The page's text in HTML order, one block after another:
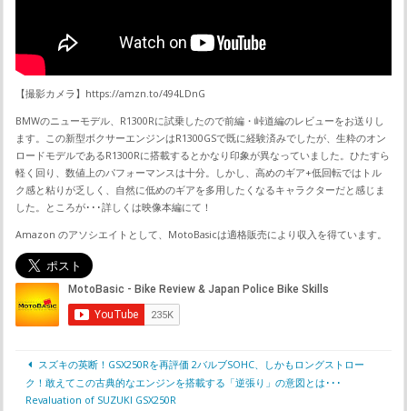
【撮影カメラ】https://amzn.to/494LDnG
BMWのニューモデル、R1300Rに試乗したので前編・峠道編のレビューをお送りし
ます。この新型ボクサーエンジンはR1300GSで既に経験済みでしたが、生粋のオン
ロードモデルであるR1300Rに搭載するとかなり印象が異なっていました。ひたすら
軽く回り、数値上のパフォーマンスは十分。しかし、高めのギア+低回転ではトル
ク感と粘りが乏しく、自然に低めのギアを多用したくなるキャラクターだと感じま
した。ところが･･･詳しくは映像本編にて！
Amazon のアソシエイトとして、MotoBasicは適格販売により収入を得ています。
スズキの英断！GSX250Rを再評価 2バルブSOHC、しかもロングストロー
ク！敢えてこの古典的なエンジンを搭載する「逆張り」の意図とは･･･
Revaluation of SUZUKI GSX250R